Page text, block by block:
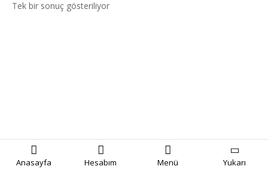
Anasayfa Hesabım Menü Yukarı
Tek bir sonuç gösteriliyor